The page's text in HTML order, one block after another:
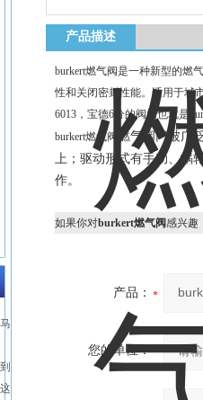
产品描述
burkert燃气阀是一种新型的燃
性和关闭密封性能。适用于城
6013，宝德6分的阀门也就是
burkert燃气阀
燃气阀门被广
上；驱动形式有手动、
作。
如果你对burkert燃气阀感兴趣
产品：
您的单位：